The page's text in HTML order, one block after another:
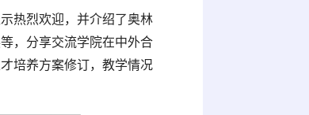
热烈欢迎，并介绍了奥林
，分享交流学院在中外合
培养方案修订，教学情况